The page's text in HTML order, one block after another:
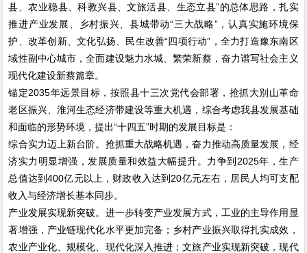
县、农业稳县、科教兴县、文旅活县、生态立县”的总体思路，扎实
推进产业发展、乡村振兴、县城带动“三大战略”，认真实施环境保
护、改革创新、文化弘扬、民生改善“四项行动”，全力打造豫东南区
域性副中心城市，全面建设魅力水城、繁荣新蔡，奋力谱写社会主义
现代化建设新蔡篇章。
锚定2035年远景目标，按照县十三次党代会部署，抢抓大别山革命
老区振兴、淮河生态经济带建设等重大机遇，综合考虑我县发展基础
和面临的形势环境，提出“十四五”时期的发展目标是：
综合实力迈上新台阶。抢抓重大战略机遇，奋力推动高质量发展，经
济实力明显增强，发展质量和效益大幅提升。力争到2025年，生产
总值达到400亿元以上，财政收入达到20亿元左右，居民人均可支配
收入与经济增长基本同步。
产业发展实现新突破。进一步转变产业发展方式，工业的主导作用显
著增强，产业链现代化水平更加完备；乡村产业振兴取得扎实成效，
农业产业化、规模化、现代化深入推进；文旅产业实现新突破，现代